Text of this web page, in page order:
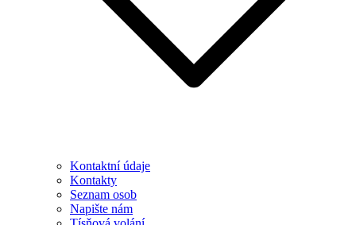
Kontaktní údaje
Kontakty
Seznam osob
Napište nám